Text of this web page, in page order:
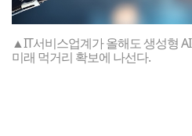
▲IT서비스업계가 올해도 생성형
미래 먹거리 확보에 나선다.